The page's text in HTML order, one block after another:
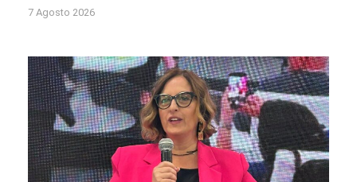
7 Agosto 2026